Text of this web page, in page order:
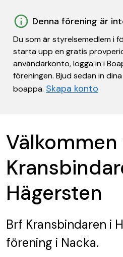
Denna förening är
Du som är styrelsemedlem i
starta upp en gratis
användarkonto, logga in i
föreningen. Bjud sedan in
boappa. Skapa konto
Hägersten
Brf Kransbindaren i
förening i Nacka.